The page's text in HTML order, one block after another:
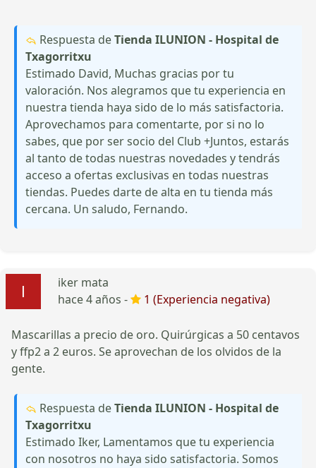
Respuesta deTienda ILUNION - Hospital de
Txagorritxu
Estimado David, Muchas gracias por tu
valoración. Nos alegramos que tu experiencia en
nuestra tienda haya sido de lo más satisfactoria.
Aprovechamos para comentarte, por si no lo
sabes, que por ser socio del Club +Juntos, estarás
al tanto de todas nuestras novedades y tendrás
acceso a ofertas exclusivas en todas nuestras
tiendas. Puedes darte de alta en tu tienda más
cercana. Un saludo, Fernando.
iker mata
hace 4 años -
1 (Experiencia negativa)
Mascarillas a precio de oro. Quirúrgicas a 50 centavos
y ffp2 a 2 euros. Se aprovechan de los olvidos de la
gente.
Respuesta deTienda ILUNION - Hospital de
Txagorritxu
Estimado Iker, Lamentamos que tu experiencia
con nosotros no haya sido satisfactoria. Somos